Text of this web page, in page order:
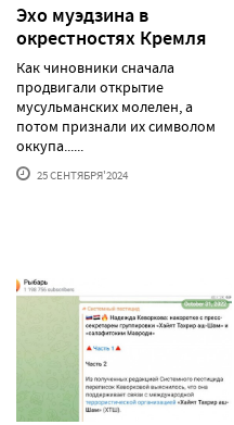
Эхо муэдзина в
окрестностях Кремля
Как чиновники сначала
продвигали открытие
мусульманских молелен, а
потом признали их символом
оккупа......
25 СЕНТЯБРЯ'2024